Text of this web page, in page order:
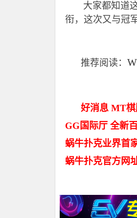
大家都知道
衔，这次又与冠
推荐阅读：
好消息 MT
GG国际厅 全新
蜗牛扑克业界首
蜗牛扑克官方网